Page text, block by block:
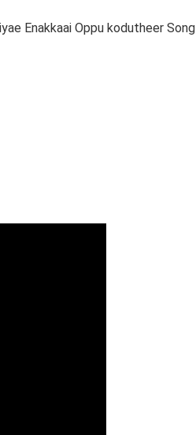
Enakkaai Oppu kodutheer Song